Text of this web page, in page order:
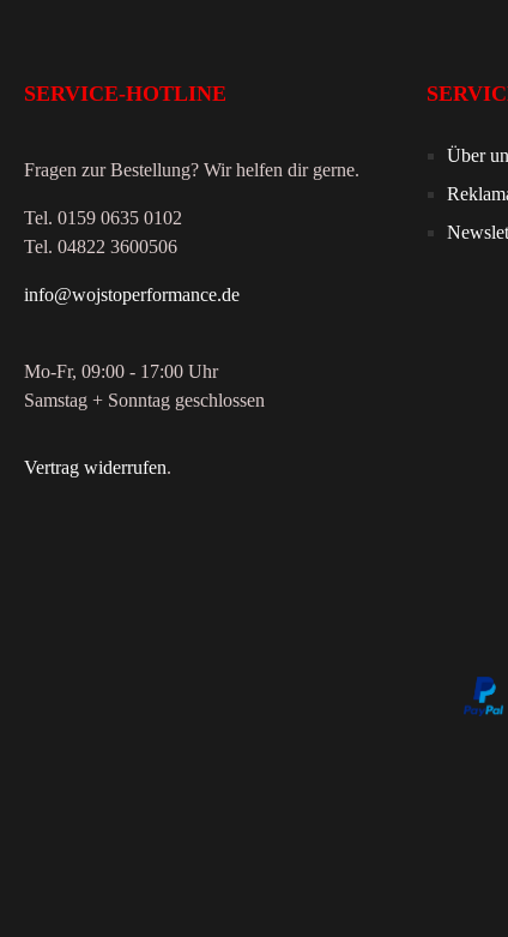
SERVICE-HOTLINE
Fragen zur Bestellung? Wir helfen dir gerne.
Tel. 0159 0635 0102
Tel. 04822 3600506
info@wojstoperformance.de
Mo-Fr, 09:00 - 17:00 Uhr
Samstag + Sonntag geschlossen
Vertrag widerrufen.
Über